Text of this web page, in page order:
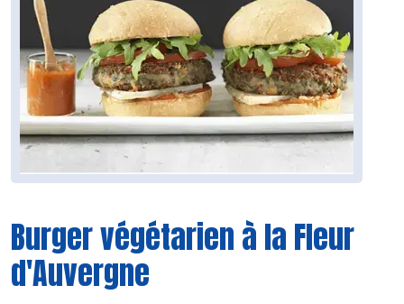
Burger végétarien à la Fleur
d'Auvergne